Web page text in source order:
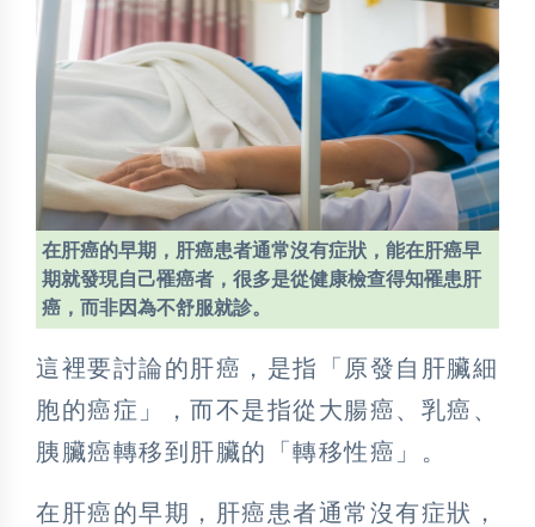
在肝癌的早期，肝癌患者通常沒有症狀，能在肝癌早
期就發現自己罹癌者，很多是從健康檢查得知罹患肝
癌，而非因為不舒服就診。
這裡要討論的肝癌，是指「原發自肝臟細
胞的癌症」，而不是指從大腸癌、 乳癌、
胰臟癌轉移到肝臟的「轉移性癌」。
在肝癌的早期，肝癌患者通常沒有症狀，